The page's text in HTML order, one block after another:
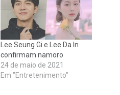
Lee Seung Gi e Lee Da In
confirmam namoro
24 de maio de 2021
Em "Entretenimento"